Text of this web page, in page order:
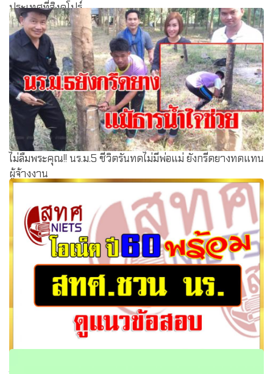
ประเทศที่สิงคโปร์
ไม่ลืมพระคุณ!! นร.ม.5 ชีวิตรันทดไม่มีพ่อแม่ ยังกรีดยางทดแทน
ผู้จ้างงาน